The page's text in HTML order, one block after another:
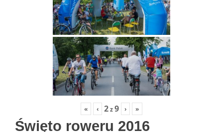
« ‹ 2z9 › »
Święto roweru 2016